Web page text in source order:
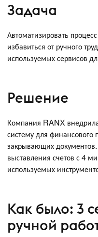
Задача
Автоматизировать
избавиться от ручного
используемых сервисов
Решение
Компания RANX
систему для финансового
закрывающих документов.
выставления счетов с 4
используемых
Как было: 3
ручной